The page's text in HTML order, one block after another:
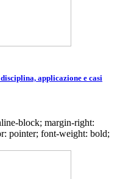
applicazione e casi
block; margin-right:
pointer; font-weight: bold;